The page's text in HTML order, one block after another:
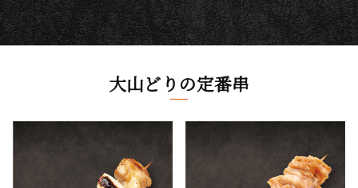
大山どりの定番串